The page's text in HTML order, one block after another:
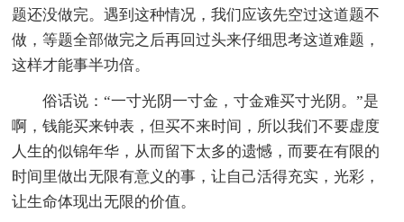
题还没做完。遇到这种情况，我们应该先空过这道题不
做，等题全部做完之后再回过头来仔细思考这道难题，
这样才能事半功倍。
俗话说：“一寸光阴一寸金，寸金难买寸光阴。”是
啊，钱能买来钟表，但买不来时间，所以我们不要虚度
人生的似锦年华，从而留下太多的遗憾，而要在有限的
时间里做出无限有意义的事，让自己活得充实，光彩，
让生命体现出无限的价值。